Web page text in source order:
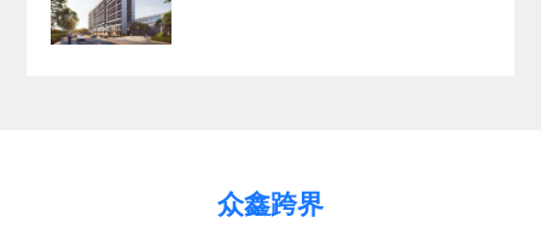
众鑫跨界